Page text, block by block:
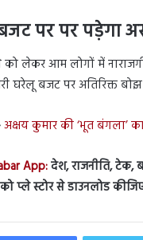
पर पर पड़ेगा
लेकर आम लोगों में
घरेलू बजट पर अतिरिक्त
अक्षय कुमार की ‘भूत बंगला’
App:देश, राजनीति, टेक,
प्ले स्टोर से डाउनलोड